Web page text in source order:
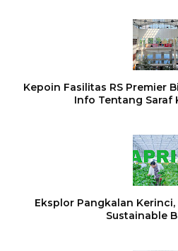
Kepoin Fasilitas RS Premier
Info Tentang Saraf
Eksplor Pangkalan Kerinci,
Sustainable